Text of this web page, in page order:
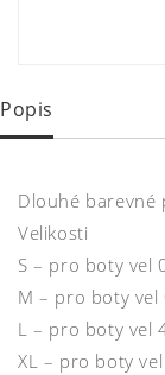
Popis
Dlouhé barevné
Velikosti
S – pro boty vel
M – pro boty vel
L – pro boty vel
XL – pro boty